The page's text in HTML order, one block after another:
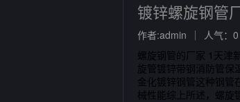
镀锌螺旋钢管
作者:admin 人气：0
螺旋钢管的厂家 1天津
旋管镀锌带钢消防管保
金化镀锌钢管这种钢管
械性能综上所述，螺旋